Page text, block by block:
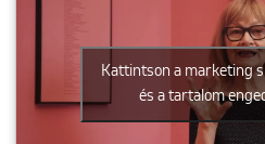
Kattintson a marketing
és a tartalom